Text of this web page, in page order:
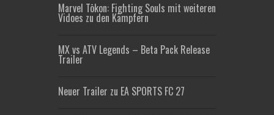
Marvel Tōkon: Fighting Souls mit weiteren
Vidoes zu den Kämpfern
MX vs ATV Legends – Beta Pack Release
Trailer
Neuer Trailer zu EA SPORTS FC 27